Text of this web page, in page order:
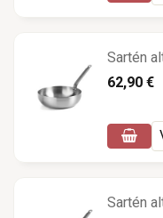
Sartén
62,90 €
Sartén